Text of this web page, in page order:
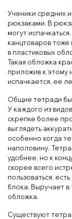
Ученики средних
рюкзаками. В
могут
канцтоваров
в пластиковых
Такая обложка
приложив к этому
испачкается, ее
Общие тетради
У каждого из
скрепке более
выглядеть
особенно когда
наполовину.
удобнее, но к
скорее всего
пользоваться,
блока. Выручает в
обложка.
Существуют